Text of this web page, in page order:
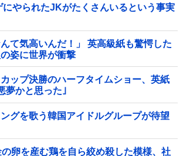
にやられたJKがたくさんいるという事実
て気高いんだ！」 英高級紙も驚愕した
姿に世界が衝撃
カップ決勝のハーフタイムショー、英紙
夢かと思った｣
ングを歌う韓国アイドルグループが待望
の卵を産む鶏を自ら絞め殺した模様、社